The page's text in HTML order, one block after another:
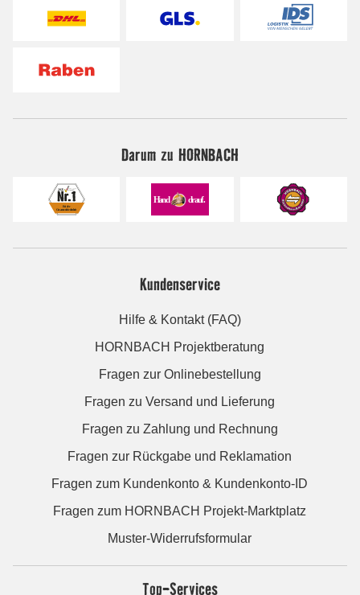
Darum zu HORNBACH
Kundenservice
Hilfe & Kontakt (FAQ)
HORNBACH Projektberatung
Fragen zur Onlinebestellung
Fragen zu Versand und Lieferung
Fragen zu Zahlung und Rechnung
Fragen zur Rückgabe und Reklamation
Fragen zum Kundenkonto & Kundenkonto-ID
Fragen zum HORNBACH Projekt-Marktplatz
Muster-Widerrufsformular
Top-Services